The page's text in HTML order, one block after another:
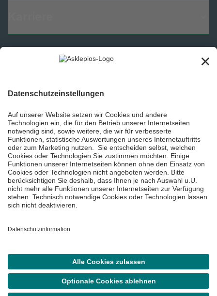
Informiert bleiben
Impressum
Datenschutzinformationen
Barrierefreiheit
©Asklepios Kliniken GmbH & Co. KGaA 2026